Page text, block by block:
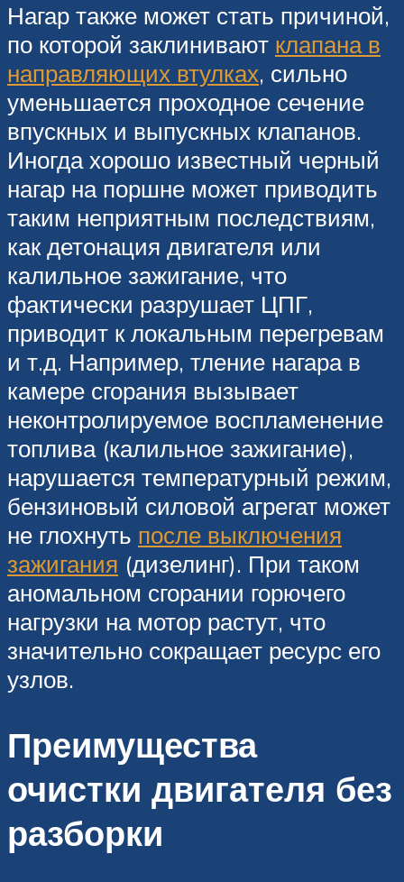
Нагар также может стать причиной,
по которой заклинивают клапана в
направляющих втулках, сильно
уменьшается проходное сечение
впускных и выпускных клапанов.
Иногда хорошо известный черный
нагар на поршне может приводить
таким неприятным последствиям,
как детонация двигателя или
калильное зажигание, что
фактически разрушает ЦПГ,
приводит к локальным перегревам
и т.д. Например, тление нагара в
камере сгорания вызывает
неконтролируемое воспламенение
топлива (калильное зажигание),
нарушается температурный режим,
бензиновый силовой агрегат может
не глохнуть после выключения
зажигания (дизелинг). При таком
аномальном сгорании горючего
нагрузки на мотор растут, что
значительно сокращает ресурс его
узлов.
Преимущества
очистки двигателя без
разборки